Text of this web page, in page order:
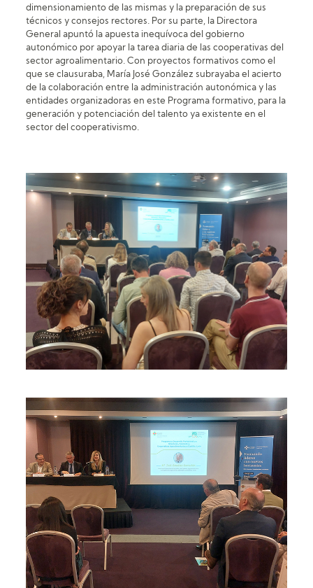
dimensionamiento de las mismas y la preparación de sus
técnicos y consejos rectores. Por su parte, la Directora
General apuntó la apuesta inequívoca del gobierno
autonómico por apoyar la tarea diaria de las cooperativas del
sector agroalimentario. Con proyectos formativos como el
que se clausuraba, María José González subrayaba el acierto
de la colaboración entre la administración autonómica y las
entidades organizadoras en este Programa formativo, para la
generación y potenciación del talento ya existente en el
sector del cooperativismo.